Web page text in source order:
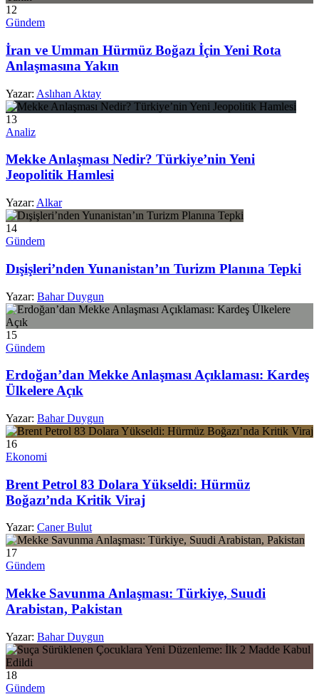
12
Gündem
İran ve Umman Hürmüz Boğazı İçin Yeni Rota
Anlaşmasına Yakın
Yazar: Aslıhan Aktay
13
Analiz
Mekke Anlaşması Nedir? Türkiye’nin Yeni
Jeopolitik Hamlesi
Yazar: Alkar
14
Gündem
Dışişleri’nden Yunanistan’ın Turizm Planına Tepki
Yazar: Bahar Duygun
15
Gündem
Erdoğan’dan Mekke Anlaşması Açıklaması: Kardeş
Ülkelere Açık
Yazar: Bahar Duygun
16
Ekonomi
Brent Petrol 83 Dolara Yükseldi: Hürmüz
Boğazı’nda Kritik Viraj
Yazar: Caner Bulut
17
Gündem
Mekke Savunma Anlaşması: Türkiye, Suudi
Arabistan, Pakistan
Yazar: Bahar Duygun
18
Gündem